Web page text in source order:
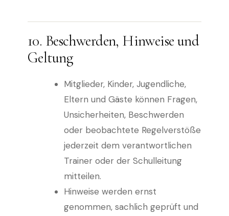
10. Beschwerden, Hinweise und
Geltung
Mitglieder, Kinder, Jugendliche,
Eltern und Gäste können Fragen,
Unsicherheiten, Beschwerden
oder beobachtete Regelverstöße
jederzeit dem verantwortlichen
Trainer oder der Schulleitung
mitteilen.
Hinweise werden ernst
genommen, sachlich geprüft und